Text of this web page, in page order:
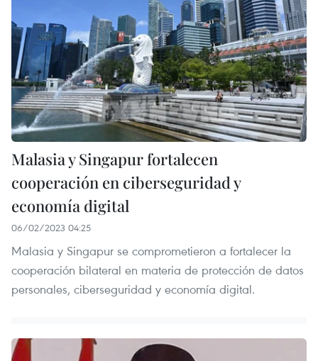
Malasia y Singapur fortalecen
cooperación en ciberseguridad y
economía digital
06/02/2023 04:25
Malasia y Singapur se comprometieron a fortalecer la
cooperación bilateral en materia de protección de datos
personales, ciberseguridad y economía digital.